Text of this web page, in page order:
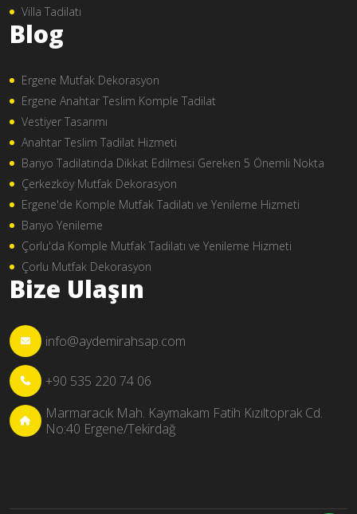
Villa Tadilatı
Blog
Ergene Mutfak Dekorasyon
Ergene Anahtar Teslim Komple Tadilat
Vestiyer Tasarımı
Anahtar Teslim Tadilat Hizmeti
Banyo Tadilatında Dikkat Edilmesi Gereken 5 Önemli Nokta
Çerkezköy Mutfak Dekorasyon
Ergene'de Komple Mutfak Tadilatı ve Yenileme Hizmeti
Banyo Yenileme
Çorlu'da Komple Mutfak Tadilatı ve Yenileme Hizmeti
Çorlu Mutfak Dekorasyon
Bize Ulaşın
info@aydemirahsap.com
+90 535 220 74 06
Marmaracık Mah. Kaymakam Fatih Kızıltoprak Cd.
No:40 Ergene/Tekirdağ